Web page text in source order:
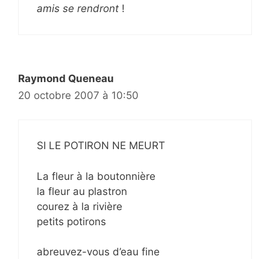
amis se rendront !
Raymond Queneau
20 octobre 2007 à 10:50
SI LE POTIRON NE MEURT
La fleur à la boutonnière
la fleur au plastron
courez à la rivière
petits potirons
abreuvez-vous d’eau fine